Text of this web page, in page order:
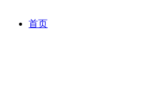
首页